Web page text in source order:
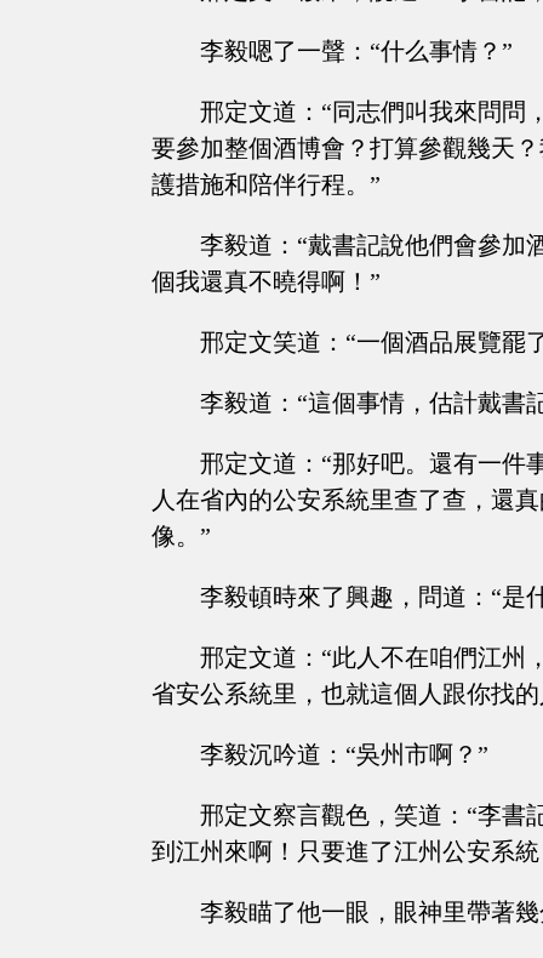
李毅嗯了一聲：“什么事情？”
邢定文道：“同志們叫我來問問
要參加整個酒博會？打算參觀幾天
護措施和陪伴行程。”
李毅道：“戴書記說他們會參加
個我還真不曉得啊！”
邢定文笑道：“一個酒品展覽罷
李毅道：“這個事情，估計戴書
邢定文道：“那好吧。還有一件
人在省內的公安系統里查了查，還
像。”
李毅頓時來了興趣，問道：“是
邢定文道：“此人不在咱們江州
省安公系統里，也就這個人跟你找
李毅沉吟道：“吳州市啊？”
邢定文察言觀色，笑道：“李書
到江州來啊！只要進了江州公安系
李毅瞄了他一眼，眼神里帶著